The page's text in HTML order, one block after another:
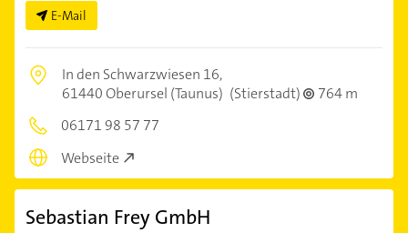
E-Mail
In den Schwarzwiesen 16,
61440 Oberursel (Taunus) (Stierstadt)
764 m
06171 98 57 77
Webseite
Sebastian Frey GmbH